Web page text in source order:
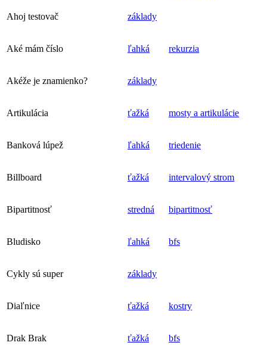
Ahoj testovač základy
Aké mám číslo ľahká rekurzia
Akéže je znamienko? základy
Artikulácia ťažká mosty a artikulácie
Banková lúpež ľahká triedenie
Billboard ťažká intervalový strom
Bipartitnosť stredná bipartitnosť
Bludisko ľahká bfs
Cykly sú super základy
Diaľnice ťažká kostry
Drak Brak ťažká bfs